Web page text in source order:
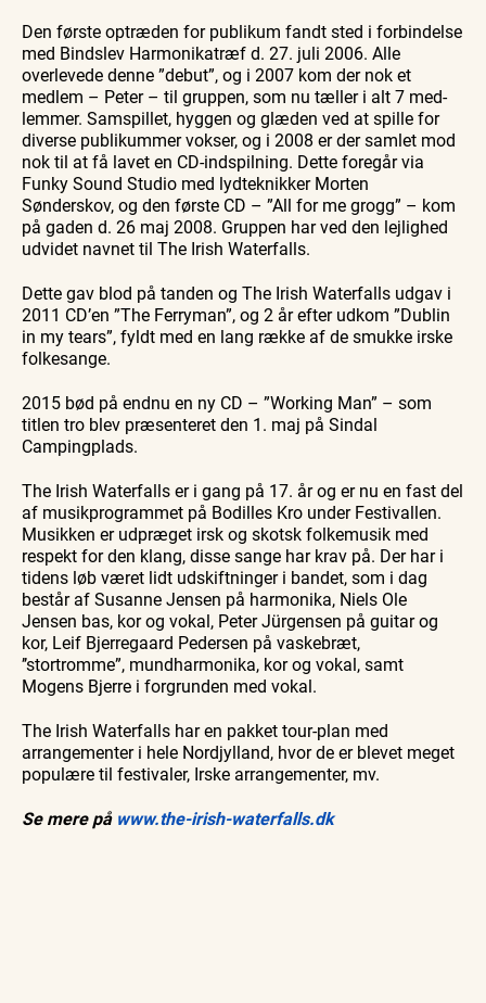
Den første optræden for publikum fandt sted i forbindelse
med Bindslev Harmonikatræf d. 27. juli 2006. Alle
overlevede denne ”debut”, og i 2007 kom der nok et
medlem – Peter – til gruppen, som nu tæller i alt 7 med­
lemmer. Samspillet, hyggen og glæden ved at spille for
diverse publikummer vokser, og i 2008 er der samlet mod
nok til at få lavet en CD-indspilning. Dette foregår via
Funky Sound Studio med lydteknikker Morten
Sønderskov, og den første CD – ”All for me grogg” – kom
på gaden d. 26 maj 2008. Gruppen har ved den lejlighed
ud­videt navnet til The Irish Waterfalls.
Dette gav blod på tanden og The Irish Waterfalls udgav i
2011 CD’en ”The Ferryman”, og 2 år efter udkom ”Dublin
in my tears”, fyldt med en lang række af de smukke irske
folkesange.
2015 bød på endnu en ny CD – ”Working Man” – som
titlen tro blev præsenteret den 1. maj på Sindal
Campingplads.
The Irish Waterfalls er i gang på 17. år og er nu en fast del
af musikprogrammet på Bodilles Kro under Festivallen.
Mu­sikken er udpræget irsk og skotsk folkemu­sik med
respekt for den klang, disse sange har krav på. Der har i
tidens løb været lidt udskiftninger i bandet, som i dag
består af Susanne Jen­sen på harmonika, Niels Ole
Jensen bas, kor og vokal, Peter Jürgensen på guitar og
kor, Leif Bjerregaard Pedersen på vaske­bræt,
’’stortromme”, mundharmonika, kor og vokal, samt
Mogens Bjerre i forgrunden med vokal.
The Irish Waterfalls har en pakket tour-plan med
arrangementer i hele Nordjylland, hvor de er blevet meget
populære til festivaler, Irske arrangementer, mv.
Se mere på www.the-irish-waterfalls.dk